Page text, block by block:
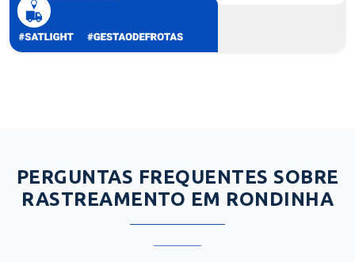
PERGUNTAS FREQUENTES SOBRE
RASTREAMENTO EM RONDINHA